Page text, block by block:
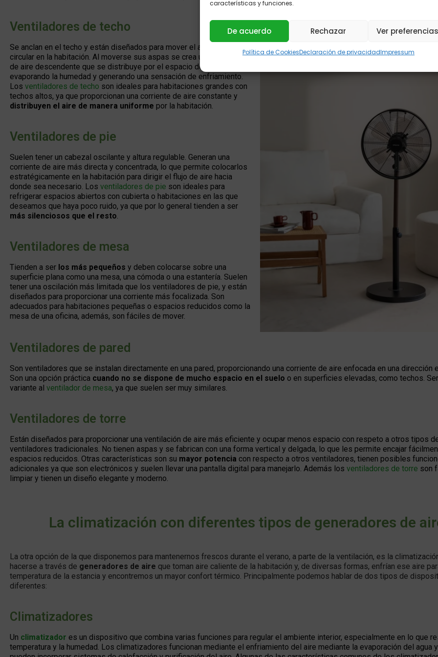
características y funciones.
De acuerdo Rechazar Ver
Política de CookiesDeclaración de privacidadImpressum
Ventiladores de techo
Se anclan en el techo y están diseñados para mover el aire de manera
circular en la habitación. Al moverse sus aspas se crea una corriente
de aire descendente que se distribuye por el espacio de la habitación,
evaporando la humedad y generando una sensación de enfriamiento.
Los ventiladores de techo son ideales para habitaciones grandes con
techos altos, ya que proporcionan una corriente de aire constante y
distribuyen el aire de manera uniforme por la habitación.
Ventiladores de pie
Suelen tener un cabezal oscilante y altura regulable. Generan una
corriente de aire más directa y concentrada, lo que permite colocarlos
estratégicamente en la habitación para dirigir el flujo de aire hacia
donde sea necesario. Los ventiladores de pie son ideales para
refrigerar espacios abiertos con cubierta o habitaciones en las que
deseamos que haya poco ruido, ya que por lo general tienden a ser
más silenciosos que el resto
Ventiladores de mesa
Tienden a ser los más pequeños y deben colocarse sobre una
superficie plana como una mesa, una cómoda o una estantería. Suelen
tener una oscilación más limitada que los ventiladores de pie, y están
diseñados para proporcionar una corriente más focalizada. Son
adecuados para habitaciones pequeñas o espacios reducidos como la
mesa de una oficina, además, son fáciles de mover.
Ventiladores de pared
Son ventiladores que se instalan directamente en una pared, proporcionando una corriente de aire enfocada en una dirección
Son una opción práctica cuando no se dispone de mucho espacio en el suelo o en superficies elevadas, como techos.
variante al ventilador de mesa, ya que suelen ser muy similares.
Ventiladores de torre
Están diseñados para proporcionar una ventilación de aire más eficiente y ocupar menos espacio con respeto a otros tipos
ventiladores tradicionales. No tienen aspas y se fabrican con una forma vertical y delgada, lo que les permite encajar
espacios reducidos. Otras características son su mayor potencia con respecto a otros ventiladores, tienen posibles
adicionales ya que son electrónicos y suelen llevar una pantalla digital para manejarlo. Además los ventiladores de torre son
limpiar y tienen un diseño elegante y moderno.
La climatización con diferentes tipos de generadores de
La otra opción de la que disponemos para mantenernos frescos durante el verano, a parte de la ventilación, es la
hacerse a través de generadores de aire que toman aire caliente de la habitación y, de diversas formas, enfrían ese aire
temperatura de la estancia y encontremos un mayor confort térmico. Principalmente podemos hablar de dos tipos de
diferentes:
Climatizadores
Un climatizador es un dispositivo que combina varias funciones para regular el ambiente interior, especialmente en lo que
temperatura y la humedad. Los climatizadores funcionan mediante el enfriamiento del aire mediante la evaporación del agua